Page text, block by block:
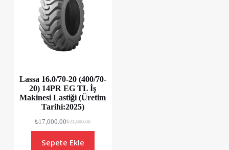
Lassa 16.0/70-20 (400/70-
20) 14PR EG TL İş
Makinesi Lastiği (Üretim
Tarihi:2025)
₺21,900.00
₺17,000.00
Sepete Ekle